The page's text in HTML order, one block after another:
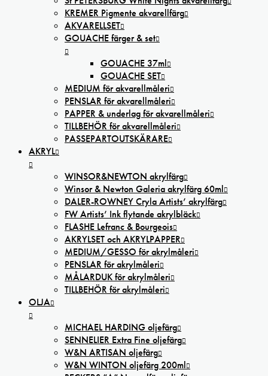
KREMER Pigmente akvarellfärg
AKVARELLSET
GOUACHE färger & set
GOUACHE 37ml
GOUACHE SET
MEDIUM för akvarellmåleri
PENSLAR för akvarellmåleri
PAPPER & underlag för akvarellmåleri
TILLBEHÖR för akvarellmåleri
PASSEPARTOUTSKÄRARE
AKRYL
WINSOR&NEWTON akrylfärg
Winsor & Newton Galeria akrylfärg 60ml
DALER-ROWNEY Cryla Artists’ akrylfärg
FW Artists’ Ink flytande akrylbläck
FLASHE Lefranc & Bourgeois
AKRYLSET och AKRYLPAPPER
MEDIUM/GESSO för akrylmåleri
PENSLAR för akrylmåleri
MÅLARDUK för akrylmåleri
TILLBEHÖR för akrylmåleri
OLJA
MICHAEL HARDING oljefärg
SENNELIER Extra Fine oljefärg
W&N ARTISAN oljefärg
W&N WINTON oljefärg 200ml